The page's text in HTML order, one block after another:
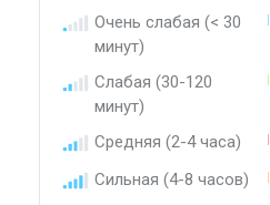
Очень слабая (< 30
минут)
Слабая (30-120
минут)
Средняя (2-4 часа)
Сильная (4-8 часов)